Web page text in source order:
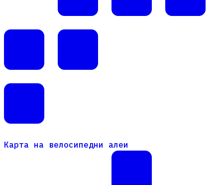
Карта на велосипедни алеи
Карта на велосипедни алеи